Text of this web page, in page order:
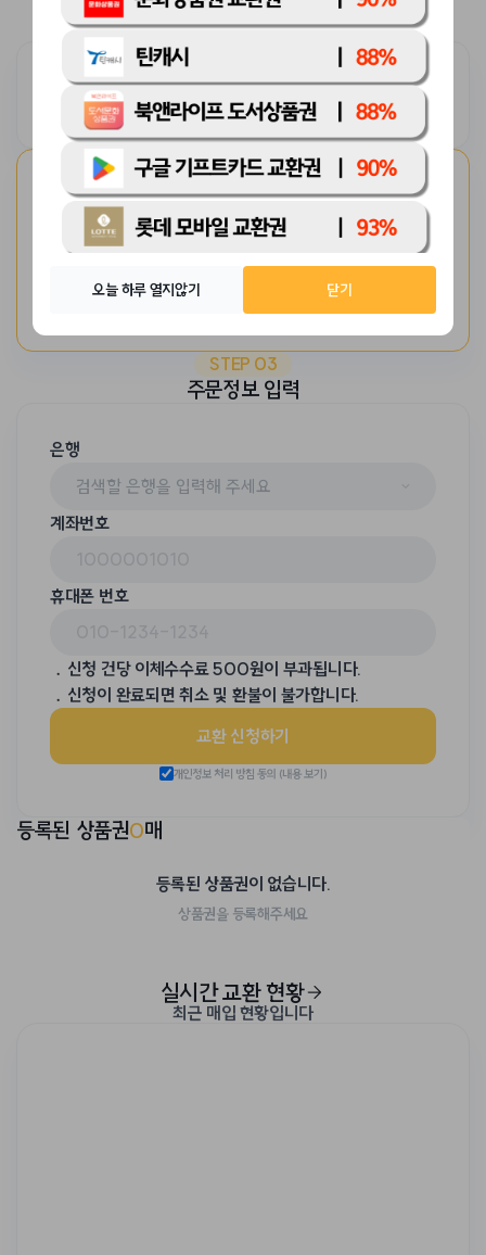
상품권 핀번호 입력
핀번호 추출하기
구매하신 상품권을 그대로 복사해서 붙여넣기하면
상품권 번호만 추출해드립니다.
핀번호 직접 입력하기
판매 신청하실 상품권 핀번호를 입력하시면 됩니다.
핀번호 복사 후 붙여넣기가 가능합니다.
STEP 03
주문정보 입력
은행
계좌번호
휴대폰 번호
﹒신청 건당 이체수수료 500원이 부과됩니다.
﹒신청이 완료되면 취소 및 환불이 불가합니다.
교환 신청하기
개인정보 처리 방침 동의 (내용 보기)
등록된 상품권0매
등록된 상품권이 없습니다.
상품권을 등록해주세요
실시간 교환 현황
최근 매입 현황입니다
오늘 하루 열지않기 닫기